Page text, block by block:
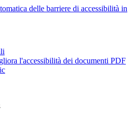
delle barriere di accessibilità in
l'accessibilità dei documenti PDF